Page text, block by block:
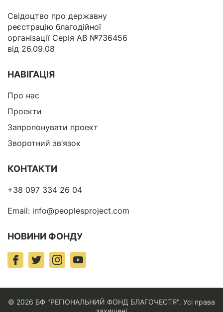
Свідоцтво про державну
реєстрацію благодійної
організації Серія АВ №736456
від 26.09.08
НАВІГАЦІЯ
Про нас
Проекти
Запропонувати проект
Зворотний зв’язок
КОНТАКТИ
+38 097 334 26 04
Email: info@peoplesproject.com
НОВИНИ ФОНДУ
© 2026 БФ "РЕГІОНАЛЬНИЙ ФОНД БЛАГОЧЕСТЯ". Усі права